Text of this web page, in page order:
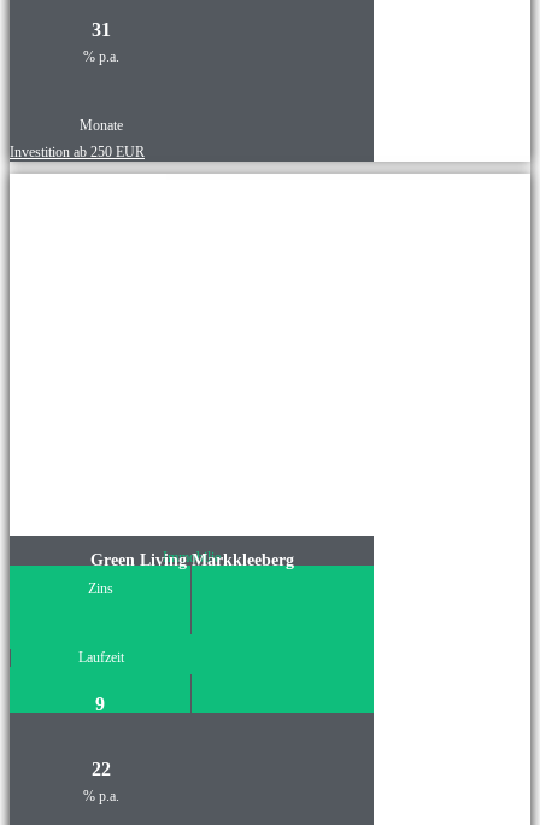
31
% p.a.
Monate
Investition ab 250 EUR
Immobilie
Green Living Markkleeberg
Zins
Laufzeit
9
22
% p.a.